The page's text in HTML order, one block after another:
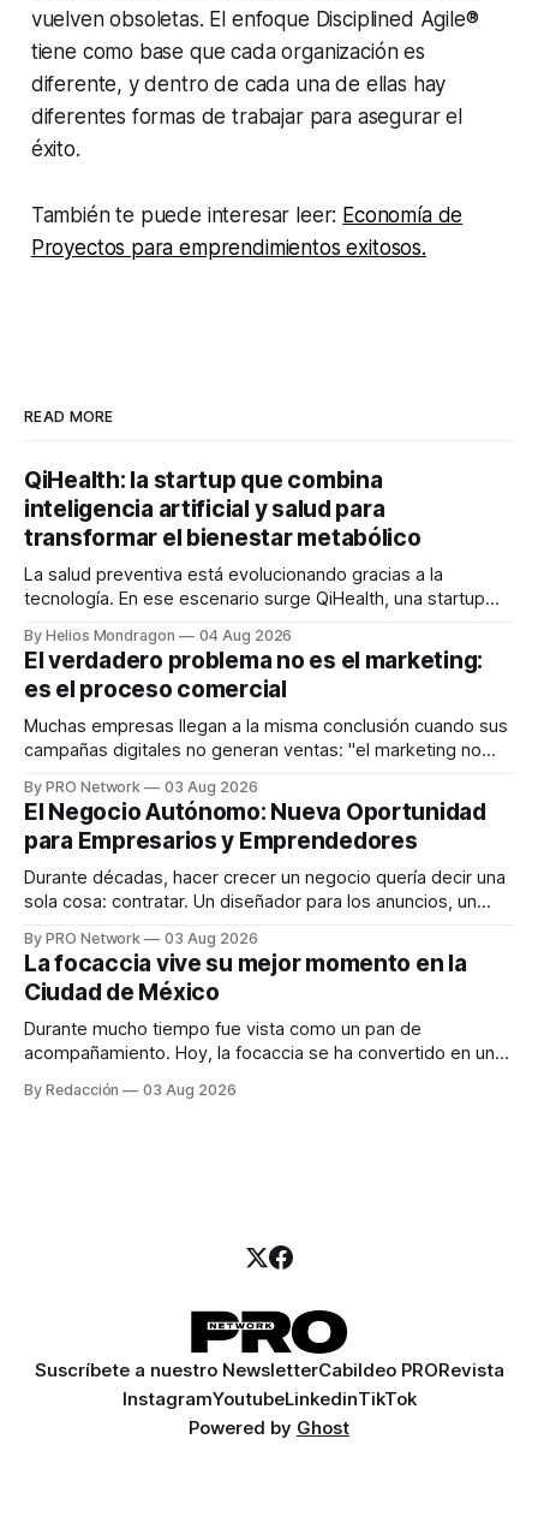
vuelven obsoletas. El enfoque Disciplined Agile®
tiene como base que cada organización es
diferente, y dentro de cada una de ellas hay
diferentes formas de trabajar para asegurar el
éxito.
También te puede interesar leer: Economía de
Proyectos para emprendimientos exitosos.
READ MORE
QiHealth: la startup que combina
inteligencia artificial y salud para
transformar el bienestar metabólico
La salud preventiva está evolucionando gracias a la
tecnología. En ese escenario surge QiHealth, una startup
dispositivos inteligentes, inteligencia artificial y monitoreo
en tiempo real para ayudar a las personas a tomar mejores
decisiones sobre su salud metabólica. Su propuesta busca
responder
By Helios Mondragon 04 Aug 2026
El verdadero problema no es el marketing:
es el proceso comercial
Muchas empresas llegan a la misma conclusión cuando sus
campañas digitales no generan ventas: "el marketing no
INTERIUS, el problema suele estar en otro lugar. Durante
una entrevista para el podcast SER PRO, el especialista en
marketing digital explicó que
By PRO Network 03 Aug 2026
El Negocio Autónomo: Nueva Oportunidad
para Empresarios y Emprendedores
Durante décadas, hacer crecer un negocio quería decir una
sola cosa: contratar. Un diseñador para los anuncios, un
para los textos, alguien que supiera de publicidad digital
para encontrar prospectos, un vendedor para atender
llamadas y mensajes, y —con suerte— una persona
By PRO Network 03 Aug 2026
La focaccia vive su mejor momento en la
Ciudad de México
Durante mucho tiempo fue vista como un pan de
acompañamiento. Hoy, la focaccia se ha convertido en uno
artesanal, ingredientes de calidad y experiencias que
By Redacción 03 Aug 2026
Suscríbete a nuestro NewsletterCabildeo PRORevista
InstagramYoutubeLinkedinTikTok
Powered by Ghost